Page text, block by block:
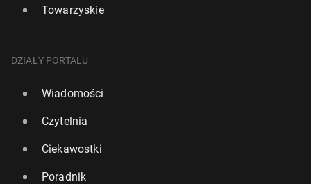
Towarzyskie
DZIAŁY PORTALU
Wiadomości
Czytelnia
Ciekawostki
Poradnik